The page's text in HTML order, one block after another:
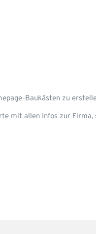
Baukästen zu
mit allen Infos zur